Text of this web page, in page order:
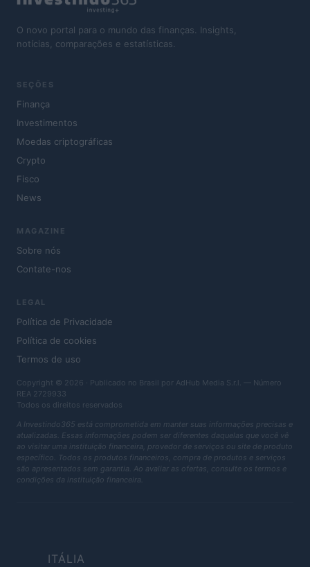
O novo portal para o mundo das finanças. Insights,
notícias, comparações e estatísticas.
SEÇÕES
Finança
Investimentos
Moedas criptográficas
Crypto
Fisco
News
MAGAZINE
Sobre nós
Contate-nos
LEGAL
Política de Privacidade
Política de cookies
Termos de uso
Copyright © 2026 · Publicado no Brasil por AdHub Media S.r.l. — Número
REA 2729933
Todos os direitos reservados
A Investindo365 está comprometida em manter suas informações precisas e
atualizadas. Essas informações podem ser diferentes daquelas que você vê
ao visitar uma instituição financeira, provedor de serviços ou site de produto
específico. Todos os produtos financeiros, compra de produtos e serviços
são apresentados sem garantia. Ao avaliar as ofertas, consulte os termos e
condições da instituição financeira.
ITÁLIA